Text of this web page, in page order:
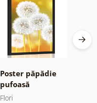
Poster păpădie
pufoasă
Flori